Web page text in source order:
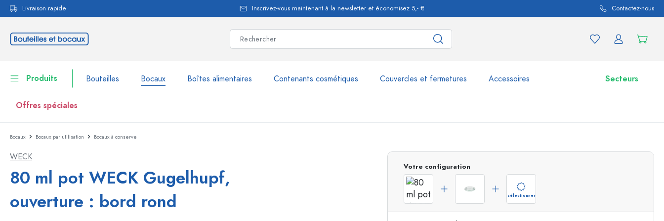
Passer à la navigation principale
Livraison rapide Inscrivez-vous maintenant à la newsletter et économisez 5,- € Contactez-nous
Produits Bouteilles Bocaux Boîtes alimentaires Contenants cosmétiques Couvercles et fermetures Accessoires Secteurs
Offres spéciales
Bouteilles
Boîtes alimentaires
Vaisselle
Bouteilles par marque
Bouteilles WECK
Bocaux
Acheter maintenant
Bocaux Bocaux par utilisation Bocaux à conserve
WECK
80 ml pot WECK Gugelhupf,
ouverture : bord rond
Votre configuration
sélectionner